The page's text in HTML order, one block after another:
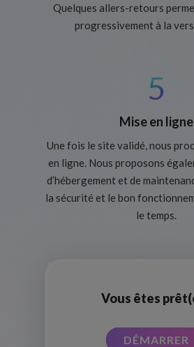
Quelques allers-retours
progressivement à la
5
Mise en ligne
Une fois le site validé, nous
en ligne. Nous proposons
d’hébergement et de
la sécurité et le bon
le temps.
Vous êtes
DÉMARRER